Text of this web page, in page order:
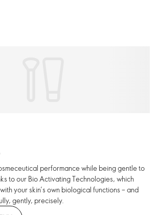
performance while being gentle to
to our Bio Activating Technologies, which
your skin’s own biological functions – and
gently, precisely.